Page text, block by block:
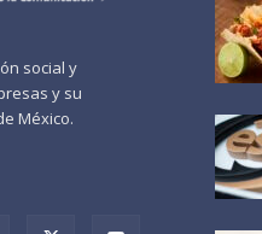
social y
y su
México.